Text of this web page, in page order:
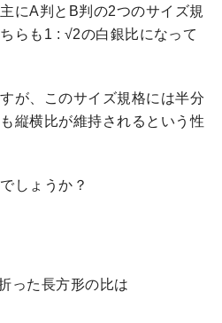
にA判とB判の2つのサイズ規
らも1 : √2の白銀比になって
が、このサイズ規格には半分
縦横比が維持されるという性
しょうか？
った長方形の比は